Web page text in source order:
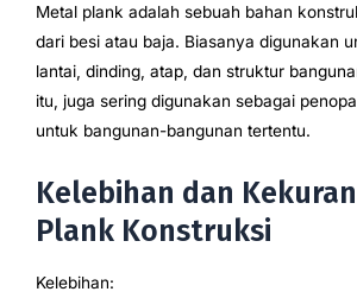
Metal plank adalah sebuah bahan
dari besi atau baja. Biasanya digunakan
lantai, dinding, atap, dan struktur
itu, juga sering digunakan sebagai
untuk bangunan-bangunan tertentu.
Kelebihan dan
Plank Konstruksi
Kelebihan: